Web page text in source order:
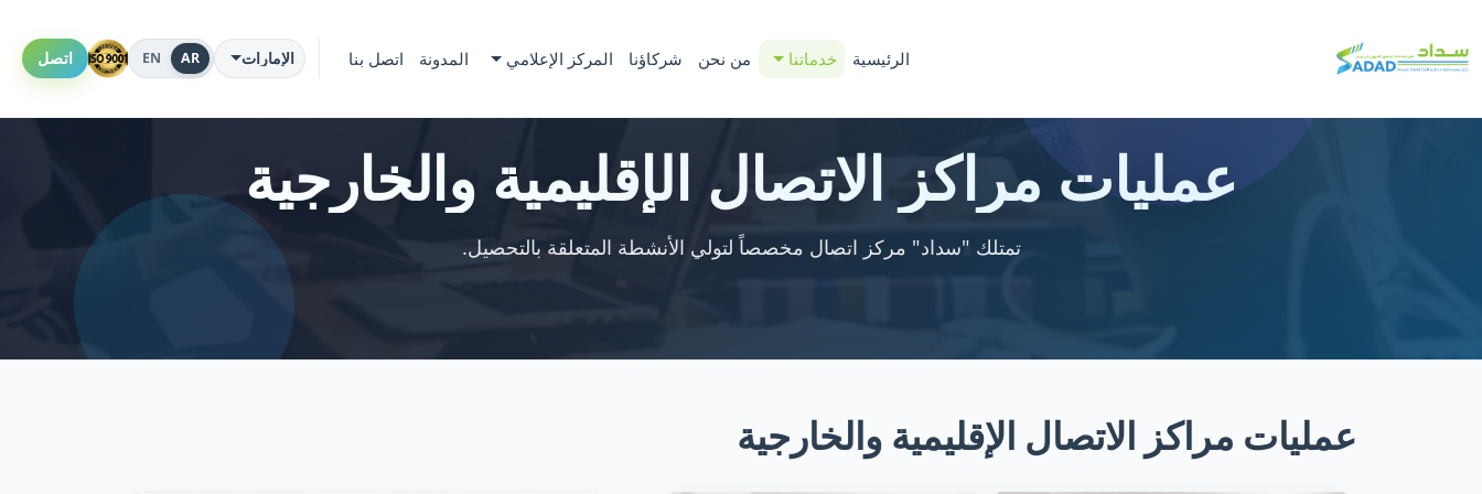
الرئيسية خدماتنا من نحن شركاؤنا المركز الإعلامي المدونة اتصل بنا الإمارات EN AR اتصل
عمليات مراكز الاتصال الإقليمية والخارجية
تمتلك "سداد" مركز اتصال مخصصاً لتولي الأنشطة المتعلقة بالتحصيل.
عمليات مراكز الاتصال الإقليمية والخارجية